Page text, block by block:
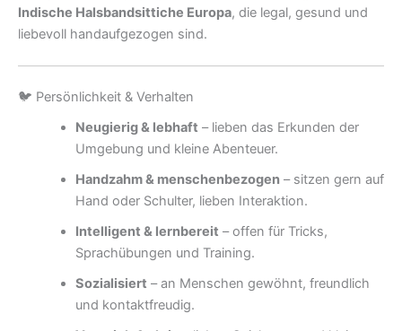
Indische Halsbandsittiche Europa, die legal, gesund und
liebevoll handaufgezogen sind.
🐦 Persönlichkeit & Verhalten
Neugierig & lebhaft – lieben das Erkunden der
Umgebung und kleine Abenteuer.
Handzahm & menschenbezogen– sitzen gern auf
Hand oder Schulter, lieben Interaktion.
Intelligent & lernbereit – offen für Tricks,
Sprachübungen und Training.
Sozialisiert – an Menschen gewöhnt, freundlich
und kontaktfreudig.